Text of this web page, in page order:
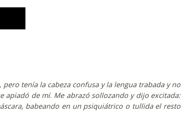
tenía la cabeza confusa y la lengua trabada y no
apiadó de mí. Me abrazó sollozando y dijo excitada:
babeando en un psiquiátrico o tullida el resto